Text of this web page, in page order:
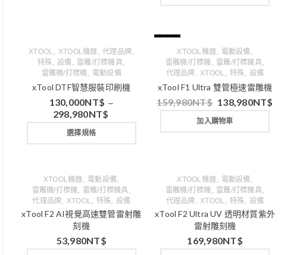
XTOOL XTOOL機器 ,代理品牌
特殊 設備 雷雕/打標機具,
雷雕機/打標機 電動設備
xTool DTF智慧服裝印刷機
130,000NT$ –
298,980NT$
選擇規格
XTOOL機器 電動設備
雷雕機/打標機 雷雕/打標機具,
代理品牌 XTOOL 特殊 設備
xTool F1 Ultra 雙管極速雷雕機
159,980NT$ 138,980NT$
加入購物車
XTOOL機器 電動設備
雷雕機/打標機 雷雕/打標機具
代理品牌 XTOOL 特殊 設備
xTool F2 AI視覺高速雙管雷射雕
刻機
53,980NT$
XTOOL機器 電動設備
雷雕機/打標機 雷雕/打標機具,
代理品牌 XTOOL 特殊 設備
xTool F2 Ultra UV 透明材質紫外
雷射雕刻機
169,980NT$